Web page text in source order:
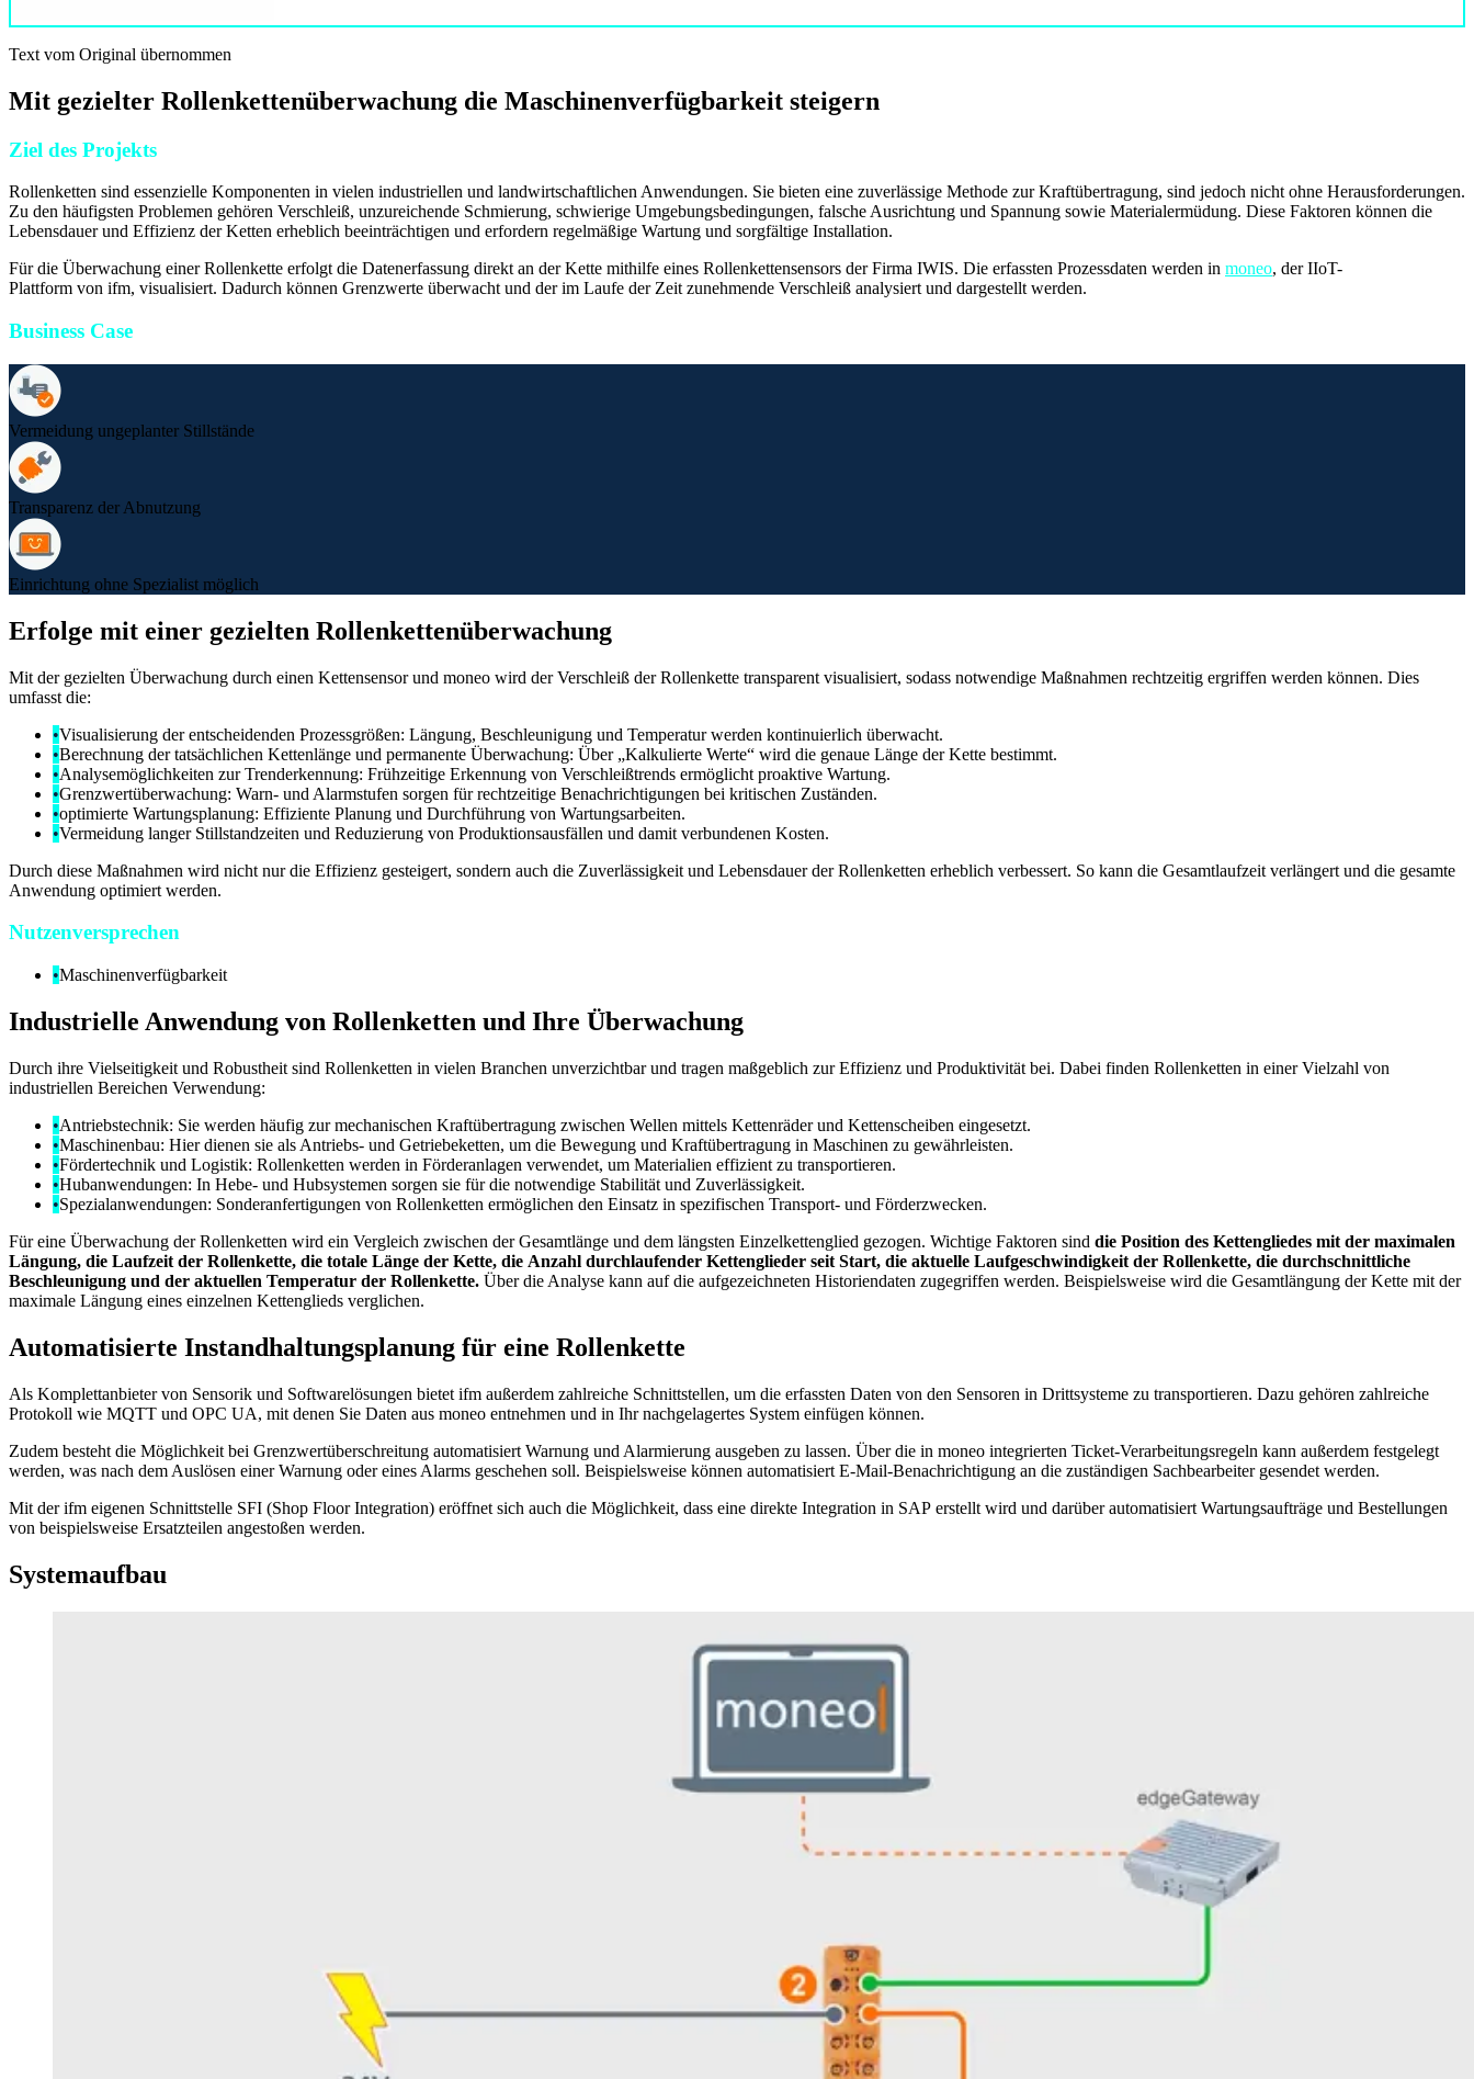
Text vom Original übernommen
Mit gezielter Rollenkettenüberwachung die Maschinenverfügbarkeit steigern
Ziel des Projekts
Rollenketten sind essenzielle Komponenten in vielen industriellen und landwirtschaftlichen Anwendungen. Sie bieten eine zuverlässige Methode zur Kraftübertragung, sind jedoch nicht ohne Herausforderungen.
Zu den häufigsten Problemen gehören Verschleiß, unzureichende Schmierung, schwierige Umgebungsbedingungen, falsche Ausrichtung und Spannung sowie Materialermüdung. Diese Faktoren können die
Lebensdauer und Effizienz der Ketten erheblich beeinträchtigen und erfordern regelmäßige Wartung und sorgfältige Installation.
Für die Überwachung einer Rollenkette erfolgt die Datenerfassung direkt an der Kette mithilfe eines Rollenkettensensors der Firma IWIS. Die erfassten Prozessdaten werden in moneo, der IIoT-
Plattform von ifm, visualisiert. Dadurch können Grenzwerte überwacht und der im Laufe der Zeit zunehmende Verschleiß analysiert und dargestellt werden.
Business Case
Vermeidung ungeplanter Stillstände
Transparenz der Abnutzung
Einrichtung ohne Spezialist möglich
Erfolge mit einer gezielten Rollenkettenüberwachung
Mit der gezielten Überwachung durch einen Kettensensor und moneo wird der Verschleiß der Rollenkette transparent visualisiert, sodass notwendige Maßnahmen rechtzeitig ergriffen werden können. Dies
umfasst die:
•Visualisierung der entscheidenden Prozessgrößen: Längung, Beschleunigung und Temperatur werden kontinuierlich überwacht.
•Berechnung der tatsächlichen Kettenlänge und permanente Überwachung: Über „Kalkulierte Werte“ wird die genaue Länge der Kette bestimmt.
•Analysemöglichkeiten zur Trenderkennung: Frühzeitige Erkennung von Verschleißtrends ermöglicht proaktive Wartung.
•Grenzwertüberwachung: Warn- und Alarmstufen sorgen für rechtzeitige Benachrichtigungen bei kritischen Zuständen.
•optimierte Wartungsplanung: Effiziente Planung und Durchführung von Wartungsarbeiten.
•Vermeidung langer Stillstandzeiten und Reduzierung von Produktionsausfällen und damit verbundenen Kosten.
Durch diese Maßnahmen wird nicht nur die Effizienz gesteigert, sondern auch die Zuverlässigkeit und Lebensdauer der Rollenketten erheblich verbessert. So kann die Gesamtlaufzeit verlängert und die gesamte
Anwendung optimiert werden.
Nutzenversprechen
•Maschinenverfügbarkeit
Industrielle Anwendung von Rollenketten und Ihre Überwachung
Durch ihre Vielseitigkeit und Robustheit sind Rollenketten in vielen Branchen unverzichtbar und tragen maßgeblich zur Effizienz und Produktivität bei. Dabei finden Rollenketten in einer Vielzahl von
industriellen Bereichen Verwendung:
•Antriebstechnik: Sie werden häufig zur mechanischen Kraftübertragung zwischen Wellen mittels Kettenräder und Kettenscheiben eingesetzt.
•Maschinenbau: Hier dienen sie als Antriebs- und Getriebeketten, um die Bewegung und Kraftübertragung in Maschinen zu gewährleisten.
•Fördertechnik und Logistik: Rollenketten werden in Förderanlagen verwendet, um Materialien effizient zu transportieren.
•Hubanwendungen: In Hebe- und Hubsystemen sorgen sie für die notwendige Stabilität und Zuverlässigkeit.
•Spezialanwendungen: Sonderanfertigungen von Rollenketten ermöglichen den Einsatz in spezifischen Transport- und Förderzwecken.
Für eine Überwachung der Rollenketten wird ein Vergleich zwischen der Gesamtlänge und dem längsten Einzelkettenglied gezogen. Wichtige Faktoren sind die Position des Kettengliedes mit der maximalen
Längung, die Laufzeit der Rollenkette, die totale Länge der Kette, die Anzahl durchlaufender Kettenglieder seit Start, die aktuelle Laufgeschwindigkeit der Rollenkette, die durchschnittliche
Beschleunigung und der aktuellen Temperatur der Rollenkette. Über die Analyse kann auf die aufgezeichneten Historiendaten zugegriffen werden. Beispielsweise wird die Gesamtlängung der Kette mit der
maximale Längung eines einzelnen Kettenglieds verglichen.
Automatisierte Instandhaltungsplanung für eine Rollenkette
Als Komplettanbieter von Sensorik und Softwarelösungen bietet ifm außerdem zahlreiche Schnittstellen, um die erfassten Daten von den Sensoren in Drittsysteme zu transportieren. Dazu gehören zahlreiche
Protokoll wie MQTT und OPC UA, mit denen Sie Daten aus moneo entnehmen und in Ihr nachgelagertes System einfügen können.
Zudem besteht die Möglichkeit bei Grenzwertüberschreitung automatisiert Warnung und Alarmierung ausgeben zu lassen. Über die in moneo integrierten Ticket-Verarbeitungsregeln kann außerdem festgelegt
werden, was nach dem Auslösen einer Warnung oder eines Alarms geschehen soll. Beispielsweise können automatisiert E-Mail-Benachrichtigung an die zuständigen Sachbearbeiter gesendet werden.
Mit der ifm eigenen Schnittstelle SFI (Shop Floor Integration) eröffnet sich auch die Möglichkeit, dass eine direkte Integration in SAP erstellt wird und darüber automatisiert Wartungsaufträge und Bestellungen
von beispielsweise Ersatzteilen angestoßen werden.
Systemaufbau